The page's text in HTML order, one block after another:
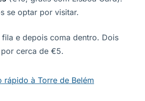
se optar por visitar.
fila e depois coma dentro. Dois
cerca de €5.
rápido à Torre de Belém